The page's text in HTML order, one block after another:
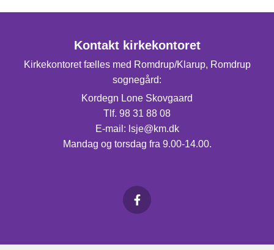
Kontakt kirkekontoret
Kirkekontoret fælles med Romdrup/Klarup, Romdrup
sognegård:
Kordegn Lone Skovgaard
Tlf. 98 31 88 08
E-mail: lsje@km.dk
Mandag og torsdag fra 9.00-14.00.